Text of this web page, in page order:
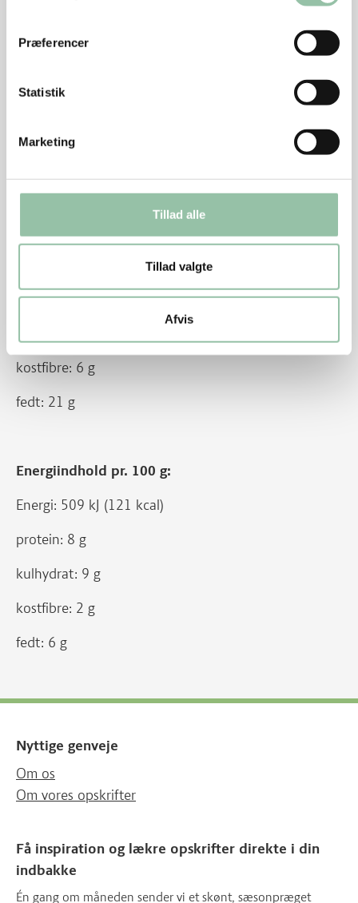
Præferencer
Statistik
Marketing
Tillad alle
Tillad valgte
Afvis
Hvis der ikke serveres mælk - men vand til
lille skive ost eller andet pålæg for at blive mæt.
Energifordeling
udskæringen svinemørbrad.
Næringsindhold pr. barn 3 - 6 år (ca. 380 g af
Energi: 1926 kJ (459 kcal)
protein: 29 g
kostfibre: 6 g
fedt: 21 g
Energiindhold pr. 100 g:
Energi: 509 kJ (121 kcal)
protein: 8 g
kulhydrat: 9 g
kostfibre: 2 g
fedt: 6 g
Nyttige genveje
Om os
Om vores opskrifter
Få inspiration og lækre opskrifter direkte i din
indbakke
Én gang om måneden sender vi et skønt, sæsonpræget